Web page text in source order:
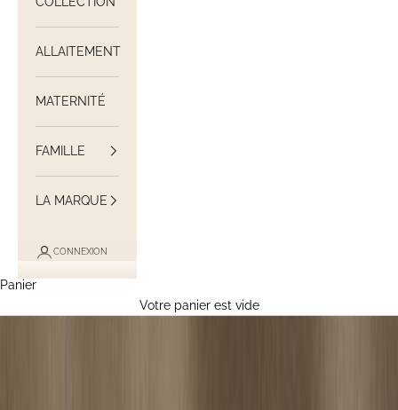
ALLAITEMENT
MATERNITÉ
FAMILLE
LA MARQUE
CONNEXION
Panier
Votre panier est vide